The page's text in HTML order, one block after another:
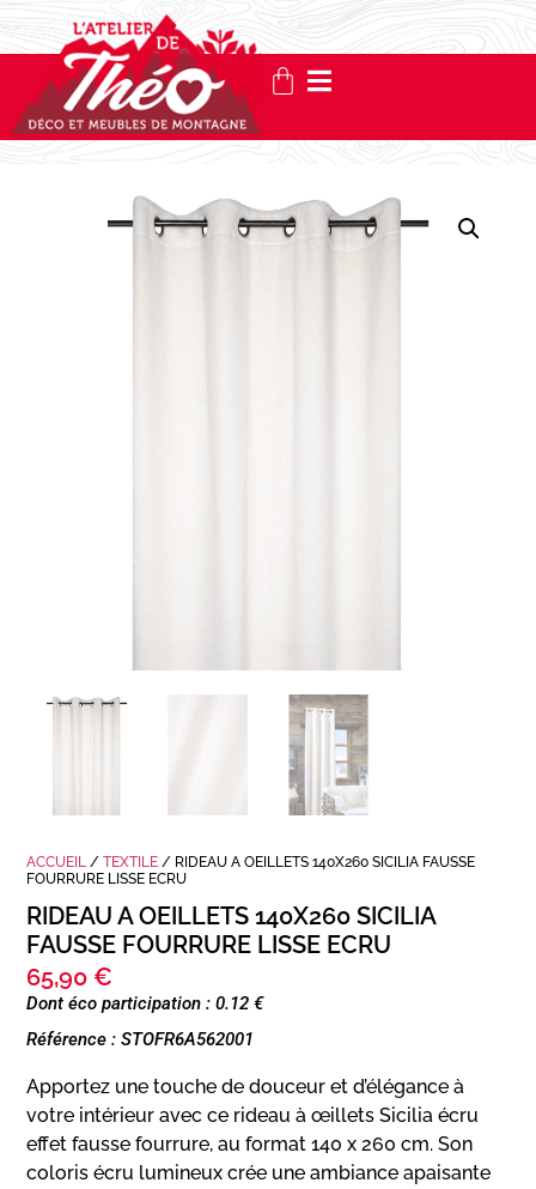
ACCUEIL /TEXTILE / RIDEAU A OEILLETS 140X260 SICILIA FAUSSE
FOURRURE LISSE ECRU
RIDEAU A OEILLETS 140X260 SICILIA
FAUSSE FOURRURE LISSE ECRU
65,90 €
Dont éco participation : 0.12 €
Référence : STOFR6A562001
Apportez une touche de douceur et d’élégance à
votre intérieur avec ce rideau à œillets Sicilia écru
effet fausse fourrure, au format 140 x 260 cm. Son
coloris écru lumineux crée une ambiance apaisante